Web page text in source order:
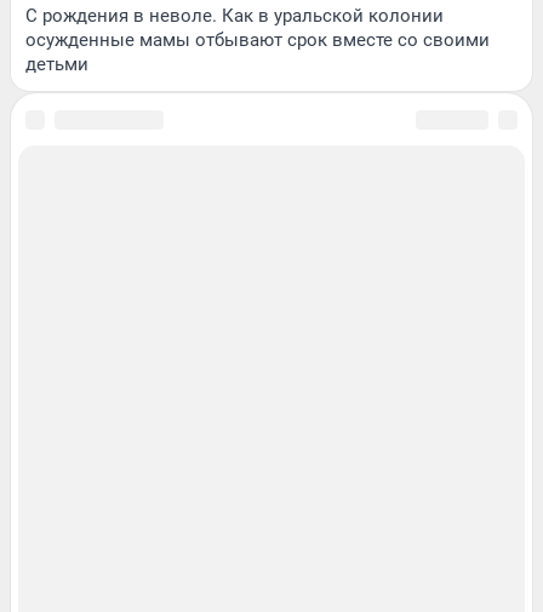
С рождения в неволе. Как в уральской колонии
осужденные мамы отбывают срок вместе со своими
детьми